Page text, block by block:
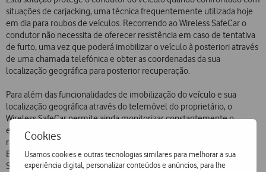
Cookies
Usamos cookies e outras tecnologias similares para melhorar a sua
experiência digital, personalizar conteúdos e anúncios, para lhe
situações de carjacking, uma técnica frequentemente utilizada hoje
em dia para roubos de veículos. Recorrendo ao Wireless SafeCar o
condutor não necessita de oferecer resistência em caso de tentativa
de furto, uma vez que poderá imobilizar o veículo à posteriori através
de uma chamada telefónica e obter as coordenadas da sua
localização geográfica para posterior recuperação.
Para além das funcionalidades de imobilização do veículo e sua
localização geográfica através do telemóvel do proprietário, o
Wireless SafeCar permite ainda monitorizar constantemente o
estado do veículo, detectando, por exemplo, se o mesmo está a ser
rebocado. A solução é comercializada em duas versões: a versão
Base e a versão Premium. Na sua versão mais completa, o Wireless
SafeCar dispõe ainda de um sensor de impacto que permite o